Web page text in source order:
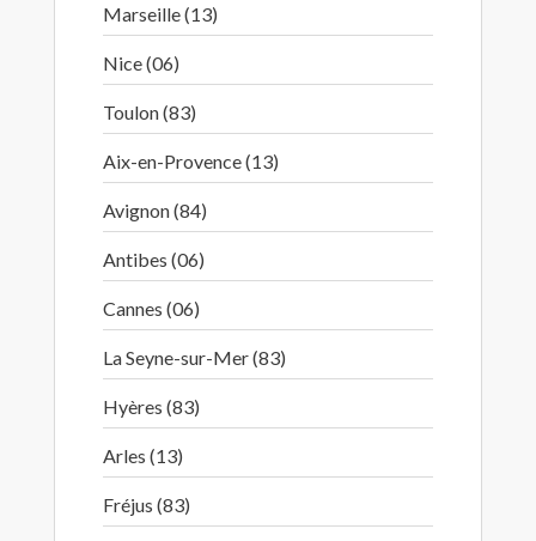
Marseille (13)
Nice (06)
Toulon (83)
Aix-en-Provence (13)
Avignon (84)
Antibes (06)
Cannes (06)
La Seyne-sur-Mer (83)
Hyères (83)
Arles (13)
Fréjus (83)